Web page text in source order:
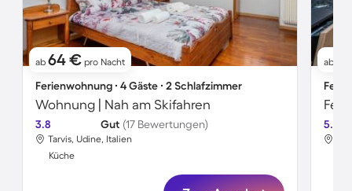
ab 64 € pro Nacht
Ferienwohnung ∙ 4 Gäste ∙ 2 Schlafzimmer
Wohnung | Nah am Skifahren
3.8 Gut (17 Bewertungen)
Tarvis, Udine, Italien
Küche
ab
5.0